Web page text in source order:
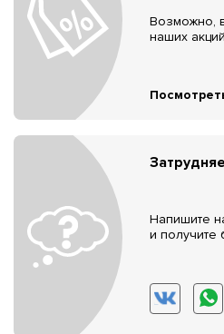
Возможно,
наших
Напишите
и получите